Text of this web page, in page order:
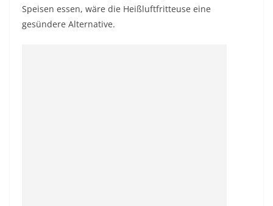
Speisen essen, wäre die Heißluftfritteuse eine
gesündere Alternative.